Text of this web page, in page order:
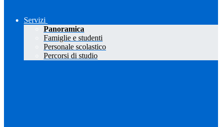
Servizi
Panoramica
Famiglie e studenti
Personale scolastico
Percorsi di studio